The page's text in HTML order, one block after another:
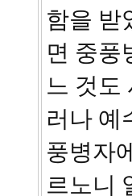
함을 받
면 중풍
느 것도
러나 예
풍병자
르노니